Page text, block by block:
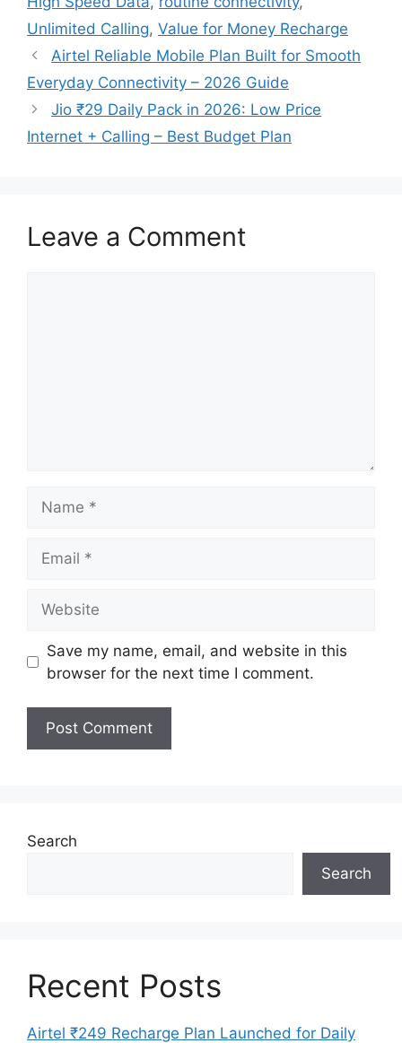
Unlimited Calling, Value for Money Recharge
Airtel Reliable Mobile Plan Built for Smooth
Everyday Connectivity – 2026 Guide
Jio ₹29 Daily Pack in 2026: Low Price
Internet + Calling – Best Budget Plan
Leave a Comment
Save my name, email, and website in this
browser for the next time I comment.
Search
Search
Recent Posts
Airtel ₹249 Recharge Plan Launched for Daily